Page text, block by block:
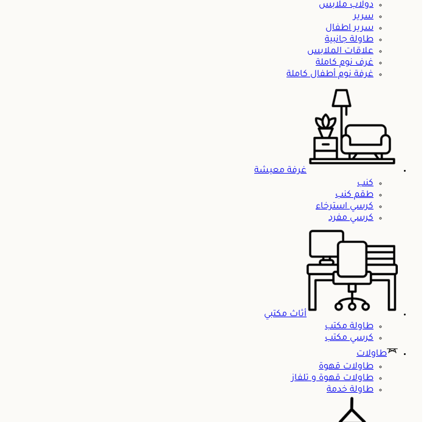
دولاب ملابس
سرير
سرير اطفال
طاولة جانبية
علاقات الملابس
غرف نوم كاملة
غرفة نوم أطفال كاملة
غرفة معيشة
كنب
طقم كنب
كرسي استرخاء
كرسي مفرد
أثاث مكتبي
طاولة مكتب
كرسي مكتب
طاولات
طاولات قهوة
طاولات قهوة و تلفاز
طاولة خدمة